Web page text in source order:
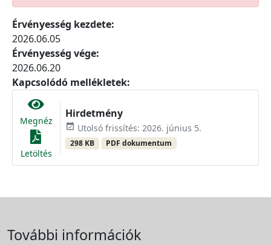
Érvényesség kezdete:
2026.06.05
Érvényesség vége:
2026.06.20
Kapcsolódó mellékletek:
Megnéz
Letöltés
Hirdetmény
event_available Utolsó frissítés: 2026. június 5.
298 KB PDF dokumentum
További információk